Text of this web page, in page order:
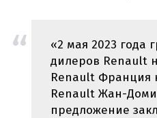
«2 мая 2023 года
дилеров Renault
Renault Франция
Renault Жан-
предложение